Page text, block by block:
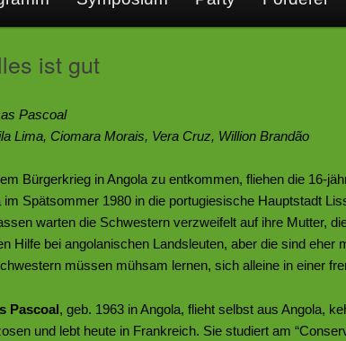
ist gut
Pascoal
Lima, Ciomara Morais, Vera Cruz, Willion Brandão
Bürgerkrieg in Angola zu entkommen, fliehen die 16-
im Spätsommer 1980 in die portugiesische Hauptstadt
warten die Schwestern verzweifelt auf ihre Mutter,
Hilfe bei angolanischen Landsleuten, aber die sind eher
müssen mühsam lernen, sich alleine in einer
Pascoal, geb. 1963 in Angola, flieht selbst aus Angola,
und lebt heute in Frankreich. Sie studiert am